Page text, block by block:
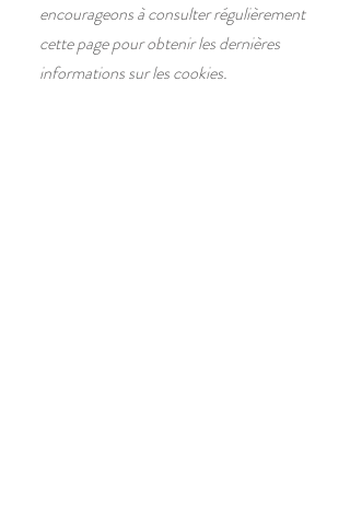
encourageons à consulter régulièrement
cette page pour obtenir les dernières
informations sur les cookies.